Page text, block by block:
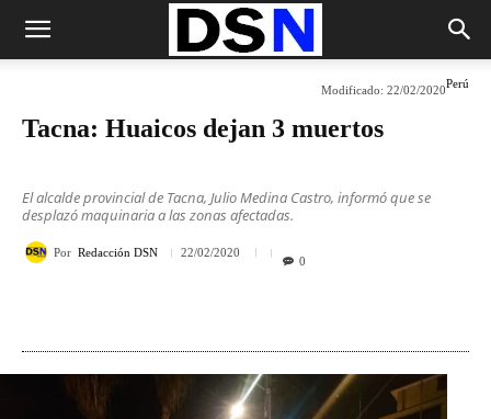
Perú
Modificado: 22/02/2020
Tacna: Huaicos dejan 3 muertos
El alcalde provincial de Tacna, Julio Medina Castro, informó que se
desplazó maquinaria a las zonas afectadas.
Por Redacción DSN 22/02/2020
0